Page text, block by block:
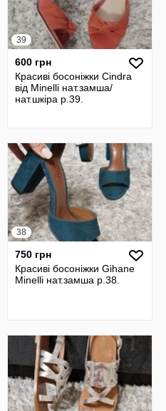
39
600 грн
Красиві босоніжки Cindra
від Minelli нат.замшa/
нат.шкіра р.39.
38
750 грн
Красиві босоніжки Gihane
Minelli нат.замша р.38.